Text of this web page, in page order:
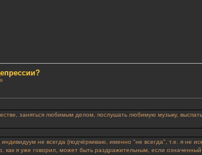
заняться любимым делом, послушать любимую музыку,
не всегда (подчёркиваю, именно "не всегда", т.е. я не
как я уже говорил, может быть раздражительным, если